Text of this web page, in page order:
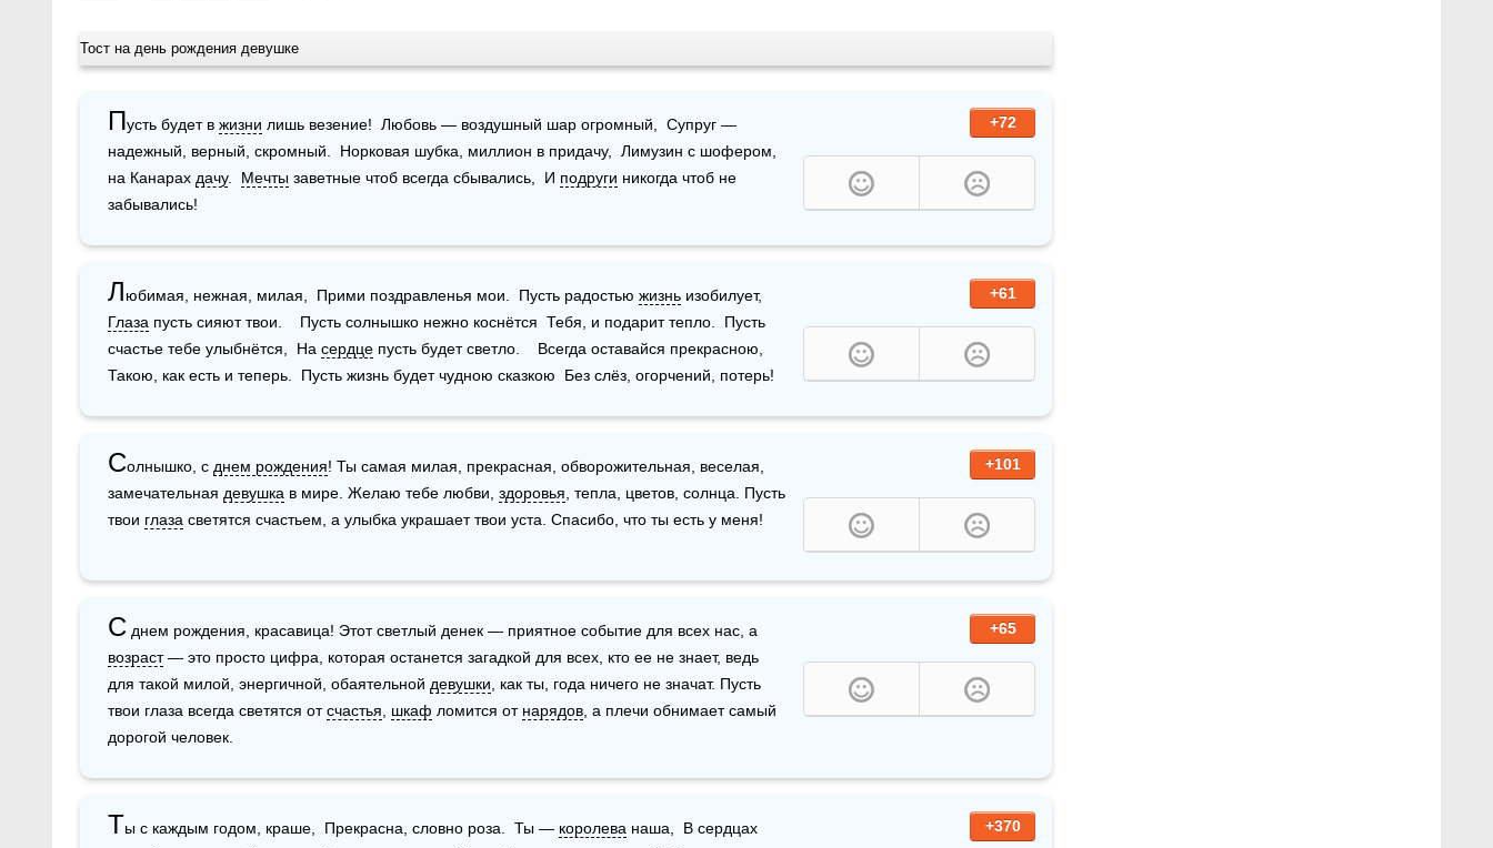
Тост на день рождения девушке
+72
Пусть будет в жизни лишь везение!  Любовь — воздушный шар огромный,  Супруг —
надежный, верный, скромный.  Норковая шубка, миллион в придачу,  Лимузин с шофером,
на Канарах дачу. Мечты заветные чтоб всегда сбывались,  И подруги никогда чтоб не
забывались!
+61
Любимая, нежная, милая,  Прими поздравленья мои.  Пусть радостью жизнь
Глаза пусть сияют твои.    Пусть солнышко нежно коснётся  Тебя, и подарит тепло.  Пусть
счастье тебе улыбнётся,  На сердце пусть будет светло.    Всегда оставайся прекрасною,
Такою, как есть и теперь.  Пусть жизнь будет чудною сказкою  Без слёз, огорчений, потерь!
+101
Солнышко, с днем рождения! Ты самая милая, прекрасная, обворожительная, веселая,
замечательная девушка в мире. Желаю тебе любви, здоровья , тепла, цветов, солнца. Пусть
твои глаза светятся счастьем, а улыбка украшает твои уста. Спасибо, что ты есть у меня!
+65
С
возраст — это просто цифра, которая останется загадкой для всех, кто ее не знает, ведь
для такой милой, энергичной, обаятельной девушки , как ты, года ничего не значат. Пусть
твои глаза всегда светятся от счастья шкаф ломится от нарядов , а плечи обнимает самый
дорогой человек.
+370
Ты с каждым годом, краше,  Прекрасна, словно роза.  Ты — королева